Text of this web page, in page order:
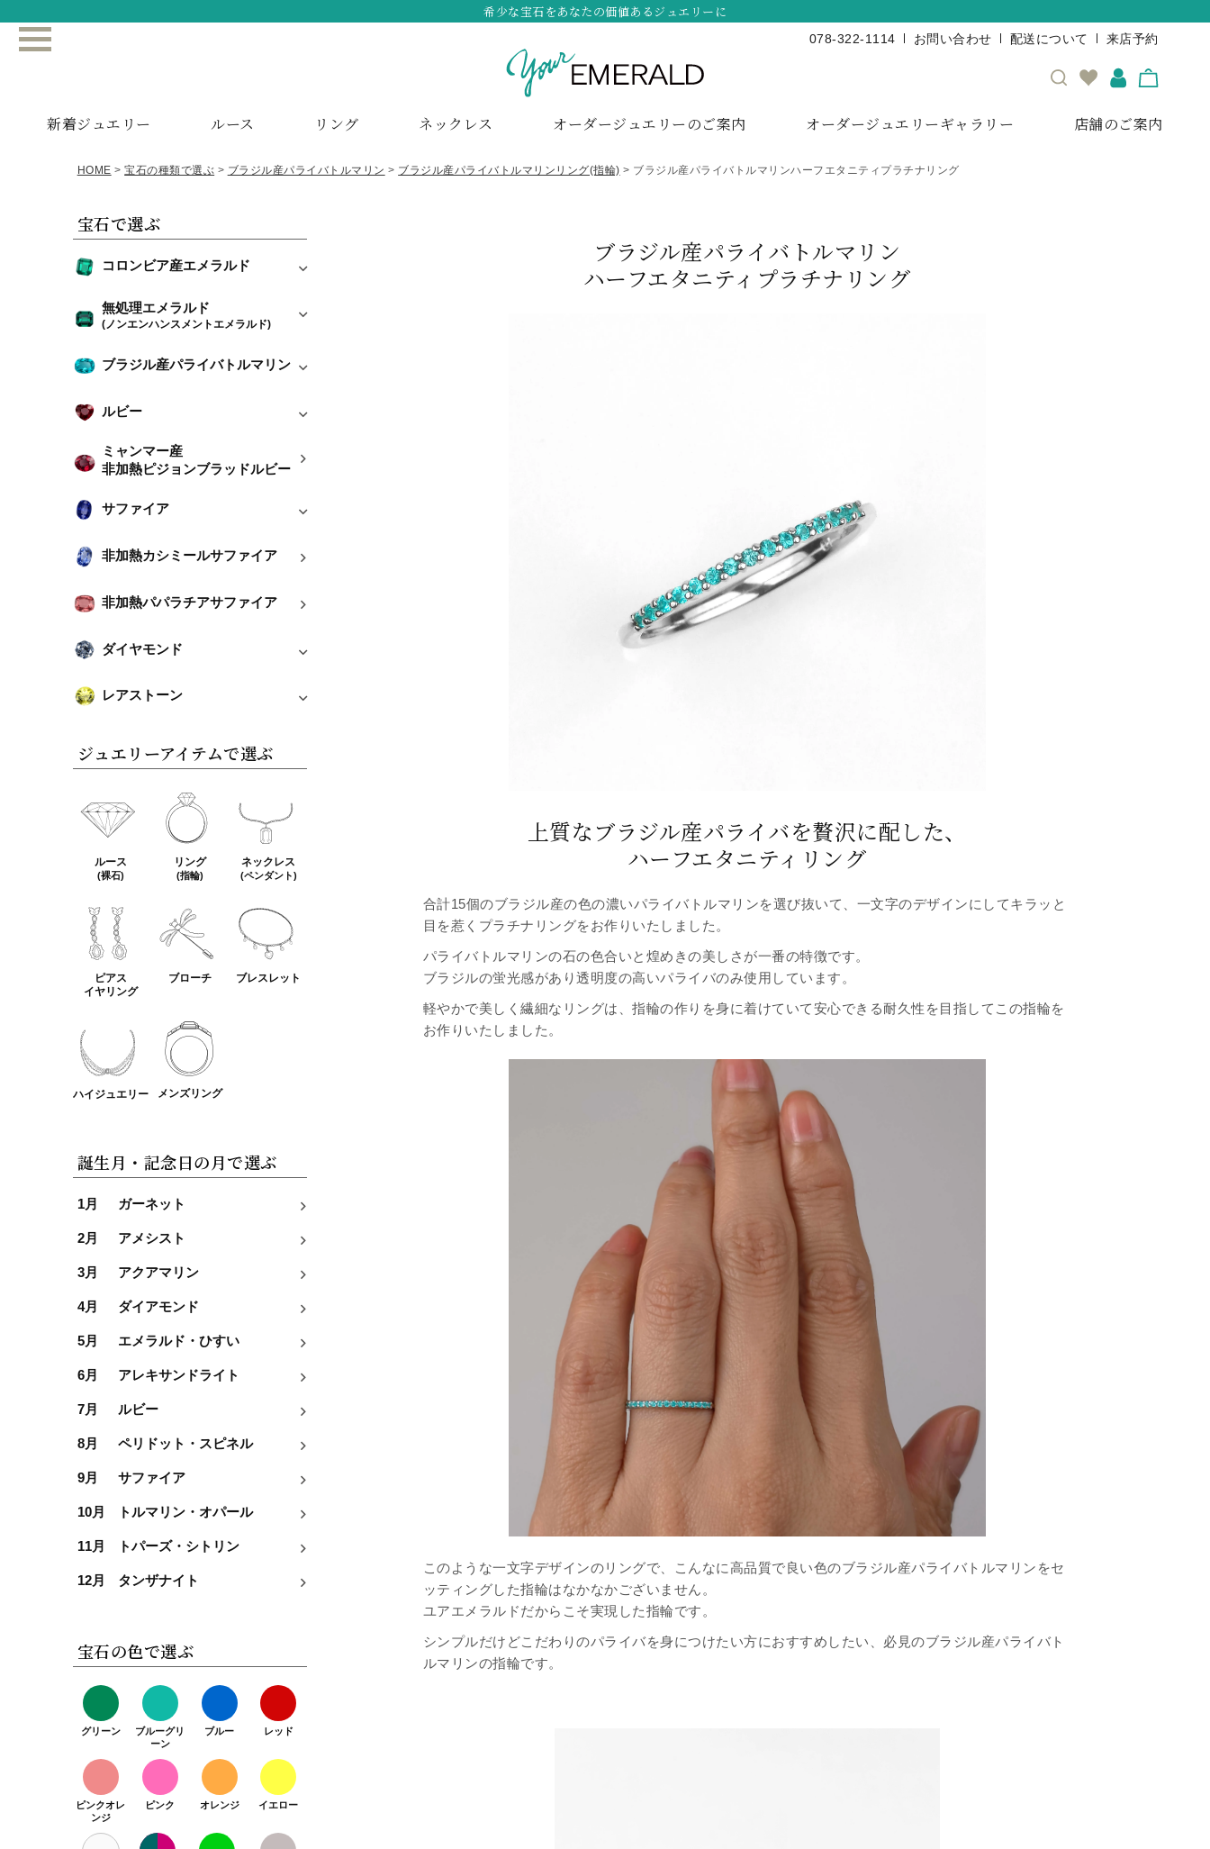
078-322-1114 お問い合わせ 配送について 来店予約
新着ジュエリー ルース リング ネックレス オーダージュエリーのご案内 オーダージュエリーギャラリー 店舗のご案内
希少な宝石をあなたの価値あるジュエリーに
HOME 宝石の種類で選ぶ ブラジル産パライバトルマリン ブラジル産パライバトルマリンリング(指輪) ブラジル産パライバトルマリンハーフエタニティプラチナリング
宝石で選ぶ
コロンビア産エメラルド
無処理エメラルド
(ノンエンハンスメントエメラルド)
ブラジル産パライバトルマリン
ルビー
ミャンマー産
非加熱ピジョンブラッドルビー
サファイア
非加熱カシミールサファイア
非加熱パパラチアサファイア
ダイヤモンド
レアストーン
ジュエリーアイテムで選ぶ
ルース
(裸石)
リング
(指輪)
ネックレス
(ペンダント)
ピアス
イヤリング
ブローチ ブレスレット
ハイジュエリー メンズリング
誕生月・記念日の月で選ぶ
1月 ガーネット
2月 アメシスト
3月 アクアマリン
4月 ダイアモンド
5月 エメラルド・ひすい
6月 アレキサンドライト
7月 ルビー
8月 ペリドット・スピネル
9月 サファイア
10月 トルマリン・オパール
11月 トパーズ・シトリン
12月 タンザナイト
宝石の色で選ぶ
グリーン
ブルーグリ
ーン
ブルー レッド
ピンクオレ
ンジ
ピンク オレンジ イエロー
ブラジル産パライバトルマリン
ハーフエタニティプラチナリング
上質なブラジル産パライバを贅沢に配した、
ハーフエタニティリング
合計15個のブラジル産の色の濃いパライバトルマリンを選び抜いて、一文字のデザインにしてキラッと
目を惹くプラチナリングをお作りいたしました。
パライバトルマリンの石の色合いと煌めきの美しさが一番の特徴です。
ブラジルの蛍光感があり透明度の高いパライバのみ使用しています。
軽やかで美しく繊細なリングは、指輪の作りを身に着けていて安心できる耐久性を目指してこの指輪を
お作りいたしました。
このような一文字デザインのリングで、こんなに高品質で良い色のブラジル産パライバトルマリンをセ
ッティングした指輪はなかなかございません。
ユアエメラルドだからこそ実現した指輪です。
シンプルだけどこだわりのパライバを身につけたい方におすすめしたい、必見のブラジル産パライバト
ルマリンの指輪です。